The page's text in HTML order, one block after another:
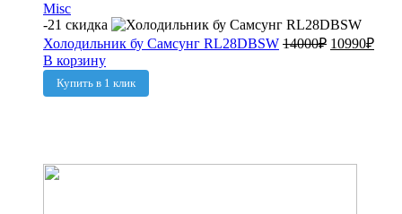
Misc
-21 скидка
Холодильник бу Самсунг RL28DBSW 14000₽ 10990₽
В корзину
Купить в 1 клик